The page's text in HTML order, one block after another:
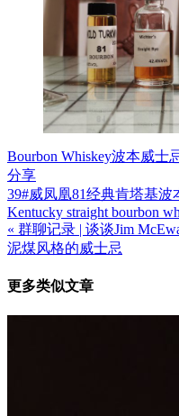
Bourbon Whiskey波本威士
分享
文
章
导
航
39#威凤凰81经典肯塔基波
Kentucky straight bourbon
« 群聊记录 | 谈谈Jim
泥煤风格的威士忌
更多类似文章